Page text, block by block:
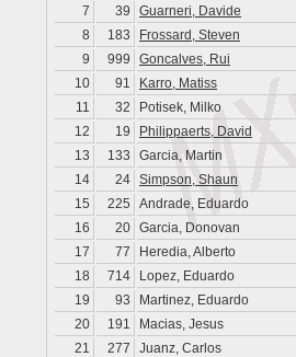
7
39 Guarneri, Davide
8
183 Frossard, Steven
9
999 Goncalves, Rui
10
91 Karro, Matiss
11
32 Potisek, Milko
12
19 Philippaerts, David
13
133 Garcia, Martin
14
24 Simpson, Shaun
15
225 Andrade, Eduardo
16
20 Garcia, Donovan
17
77 Heredia, Alberto
18
714 Lopez, Eduardo
19
93 Martinez, Eduardo
20
191 Macias, Jesus
21
277 Juanz, Carlos